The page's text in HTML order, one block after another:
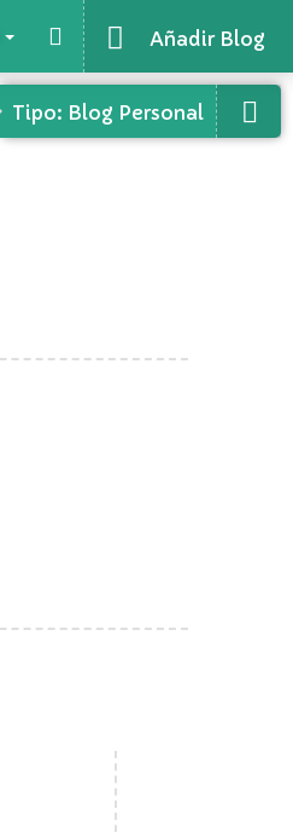
Añadir Blog
Tipo: Blog Personal